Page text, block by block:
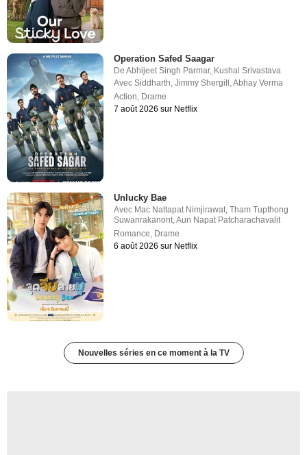
Operation Safed Saagar
DeAbhijeet Singh Parmar, Kushal Srivastava
AvecSiddharth ,Jimmy Shergill ,Abhay Verma
Action Drame
7 août 2026 sur Netflix
Unlucky Bae
Avec Mac Nattapat Nimjirawat,Tham Tupthong
Suwanrakanont,Aun Napat Patcharachavalit
Romance, Drame
6 août 2026 sur Netflix
Nouvelles séries en ce moment à la TV